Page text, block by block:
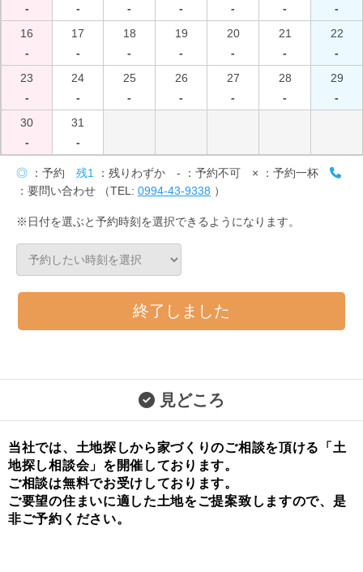
-
-
-
-
-
-
-
16
-
17
-
18
-
19
-
20
-
21
-
22
-
23
-
24
-
25
-
26
-
27
-
28
-
29
-
30
-
31
-
◎ ：予約 残1 ：残りわずか - ：予約不可 × ：予約一杯
：要問い合わせ （TEL: 0994-43-9338 ）
※日付を選ぶと予約時刻を選択できるようになります。
終了しました
見どころ
当社では、土地探しから家づくりのご相談を頂ける「土
地探し相談会」を開催しております。
ご相談は無料でお受けしております。
ご要望の住まいに適した土地をご提案致しますので、是
非ご予約ください。